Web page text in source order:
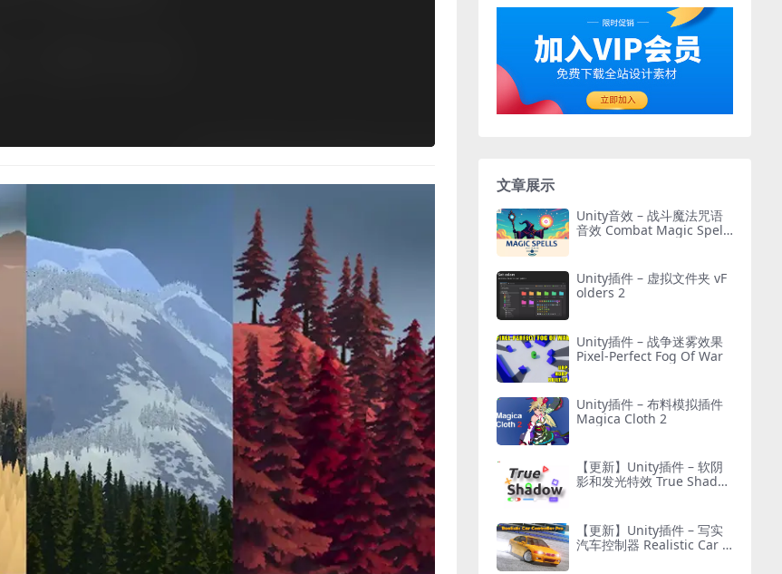
文章展示
Unity音效 – 战斗魔法咒语
音效 Combat Magic Spells
Unity插件 – 虚拟文件夹 vF
olders 2
Unity插件 – 战争迷雾效果
Pixel-Perfect Fog Of War
Unity插件 – 布料模拟插件
Magica Cloth 2
【更新】Unity插件 – 软阴
影和发光特效 True Shado
【更新】Unity插件 – 写实
汽车控制器 Realistic Car C